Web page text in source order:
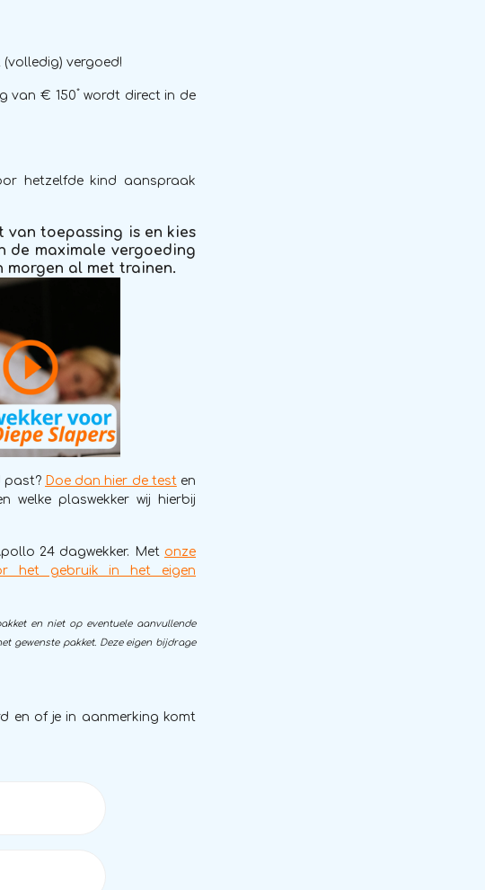
vergoed!
van € 150* wordt direct in de
hetzelfde kind aanspraak
van toepassing is en kies
de maximale vergoeding
morgen al met trainen.
past? Doe dan hier de testen
plaswekker wij hierbij
24 dagwekker. Met onze
het gebruik in het eigen
en niet op eventuele aanvullende
gewenste pakket. Deze eigen bijdrage
en of je in aanmerking komt